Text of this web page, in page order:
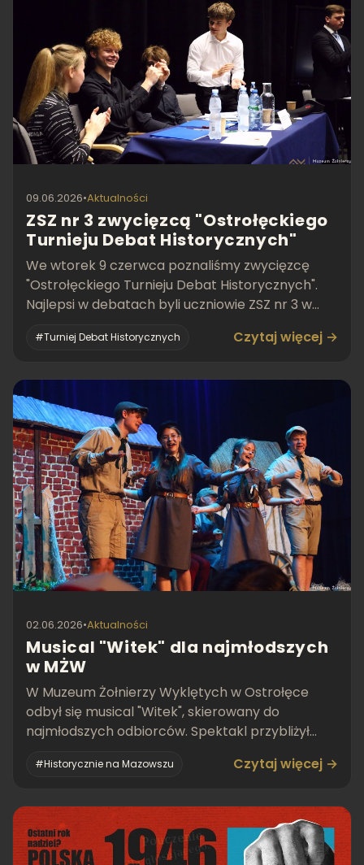
09.06.2026•Aktualności
ZSZ nr 3 zwycięzcą "Ostrołęckiego
Turnieju Debat Historycznych"
We wtorek 9 czerwca poznaliśmy zwycięzcę
"Ostrołęckiego Turnieju Debat Historycznych".
Najlepsi w debatach byli uczniowie ZSZ nr 3 w
#Turniej Debat Historycznych Czytaj więcej →
02.06.2026•Aktualności
Musical "Witek" dla najmłodszych
w MŻW
W Muzeum Żołnierzy Wyklętych w Ostrołęce
odbył się musical "Witek", skierowany do
najmłodszych odbiorców. Spektakl przybliżył
#Historycznie na Mazowszu Czytaj więcej →